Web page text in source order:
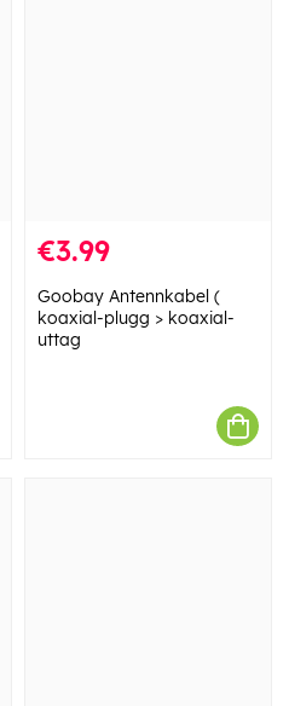
€3.99
Goobay Antennkabel (
koaxial-plugg > koaxial-
uttag